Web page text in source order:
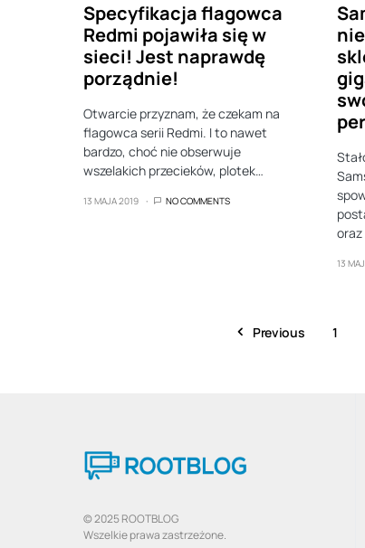
Specyfikacja flagowca
Redmi pojawiła się w
sieci! Jest naprawdę
porządnie!
Otwarcie przyznam, że czekam na
flagowca serii Redmi. I to nawet
bardzo, choć nie obserwuje
wszelakich przecieków, plotek…
13 MAJA 2019 NO COMMENTS
13
Previous 1
© 2025 ROOTBLOG
Wszelkie prawa zastrzeżone.